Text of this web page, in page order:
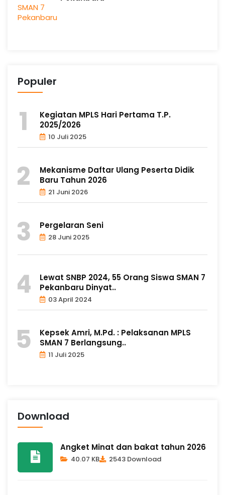
Populer
Kegiatan MPLS Hari Pertama T.P.
2025/2026
10 Juli 2025
Mekanisme Daftar Ulang Peserta Didik
Baru Tahun 2026
21 Juni 2026
Pergelaran Seni
28 Juni 2025
Lewat SNBP 2024, 55 Orang Siswa SMAN 7
Pekanbaru Dinyat..
03 April 2024
Kepsek Amri, M.Pd. : Pelaksanan MPLS
SMAN 7 Berlangsung..
11 Juli 2025
Download
Angket Minat dan bakat tahun 2026
40.07 KB 2543 Download